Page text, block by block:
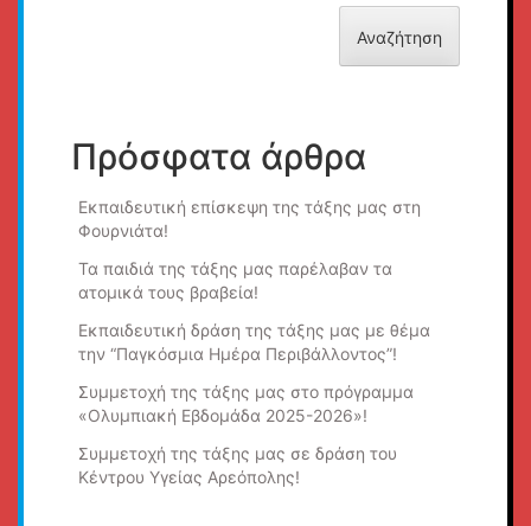
Αναζήτηση
Πρόσφατα άρθρα
Εκπαιδευτική επίσκεψη της τάξης μας στη
Φουρνιάτα!
Τα παιδιά της τάξης μας παρέλαβαν τα
ατομικά τους βραβεία!
Εκπαιδευτική δράση της τάξης μας με θέμα
την “Παγκόσμια Ημέρα Περιβάλλοντος”!
Συμμετοχή της τάξης μας στο πρόγραμμα
«Ολυμπιακή Εβδομάδα 2025-2026»!
Συμμετοχή της τάξης μας σε δράση του
Κέντρου Υγείας Αρεόπολης!